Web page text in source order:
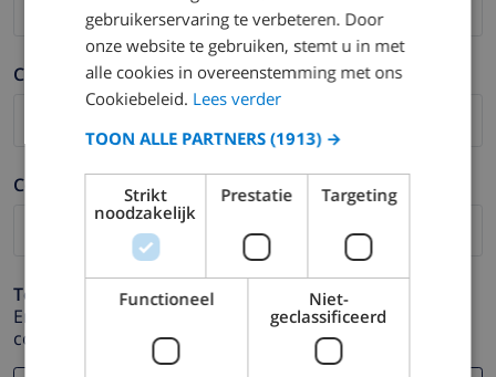
Cognom *
Correu electrònic *
Telèfon *
En cas que la direcció de correu electrònic no funcioni
correctament.
gebruikerservaring te verbeteren. Door
onze website te gebruiken, stemt u in met
alle cookies in overeenstemming met ons
Cookiebeleid. Lees verder
TOON ALLE PARTNERS(1913) →
Strikt
noodzakelijk
Prestatie Targeting
Functioneel
Niet-
geclassificeerd